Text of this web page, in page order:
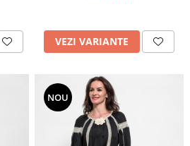
VEZI VARIANTE
NOU